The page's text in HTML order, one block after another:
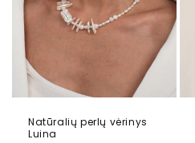
Natūralių perlų vėrinys
Luina